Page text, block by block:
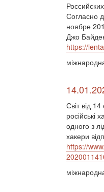
Согласно
ноябре
Джо
https://
Світ від
російські
одного з
хакери
https://